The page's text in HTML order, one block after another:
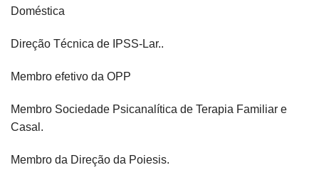
Doméstica
Direção Técnica de IPSS-Lar..
Membro efetivo da OPP
Membro Sociedade Psicanalítica de Terapia Familiar e
Casal.
Membro da Direção da Poiesis.